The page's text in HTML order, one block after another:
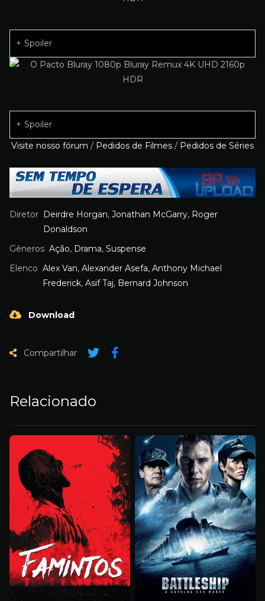
Spoiler
Spoiler
Visite nosso fórum / Pedidos de Filmes / Pedidos de Séries
Diretor Deirdre Horgan, Jonathan McGarry, Roger
Donaldson
Gêneros Ação, Drama, Suspense
Elenco Alex Van, Alexander Asefa, Anthony Michael
Frederick, Asif Taj, Bernard Johnson
Download
Compartilhar
Relacionado